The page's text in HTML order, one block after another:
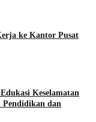
ke Kantor Pusat
Keselamatan
Pendidikan dan